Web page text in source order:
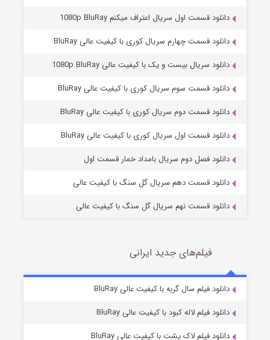
وستی ها
قسمت1 (زیرنویس) منتشر شد
قسمت6 (زیرنویس) منتشر شد
دانلود قسمت اول سریال اعتراف میکنم 1080p BluRay
دانلود قسمت چهارم سریال کوری با کیفیت عالی BluRay
دانلود سریال بیست و یک با کیفیت عالی 1080p BluRay
دانلود قسمت سوم سریال کوری با کیفیت عالی BluRay
دانلود قسمت دوم سریال کوری با کیفیت عالی BluRay
دانلود قسمت اول سریال کوری با کیفیت عالی BluRay
دانلود فصل دوم سریال بامداد خمار قسمت اول
دانلود قسمت دهم سریال گل سنگ با کیفیت عالی
دانلود قسمت نهم سریال گل سنگ با کیفیت عالی
فیلم‌های جدید ایرانی
دانلود فیلم سال گربه با کیفیت عالی BluRay
دانلود فیلم لاله کبود با کیفیت عالی BluRay
دانلود فیلم لاک پشت با کیفیت عالی BluRay